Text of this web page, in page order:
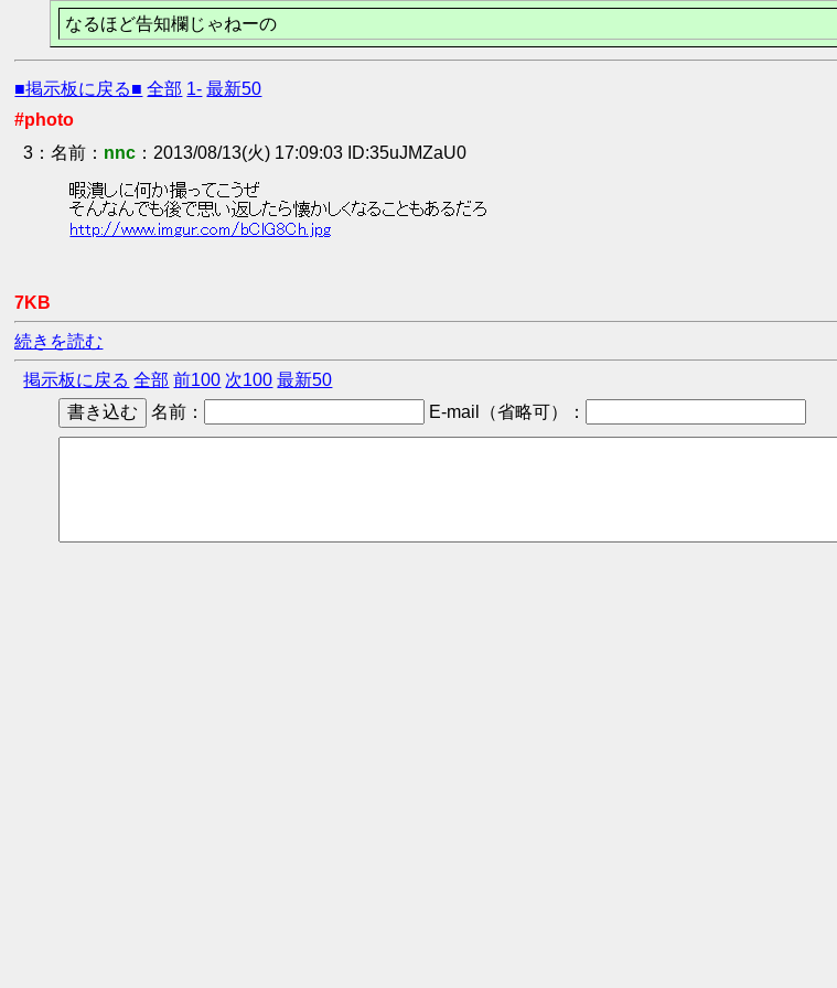
なるほど告知欄じゃねーの
■掲示板に戻る■ 全部 1- 最新50
#photo
3 ： nnc 2013/08/13(火) 17:09:03 ID:35uJMZaU0
暇潰しに何か撮ってこうぜ
そんなんでも後で思い返したら懐かしくなることもあるだろ
http://www.imgur.com/bClG8Ch.jpg
7KB
続きを読む
掲示板に戻る 全部 前100 次100 最新50
名前：
E-mail （省略可） ：